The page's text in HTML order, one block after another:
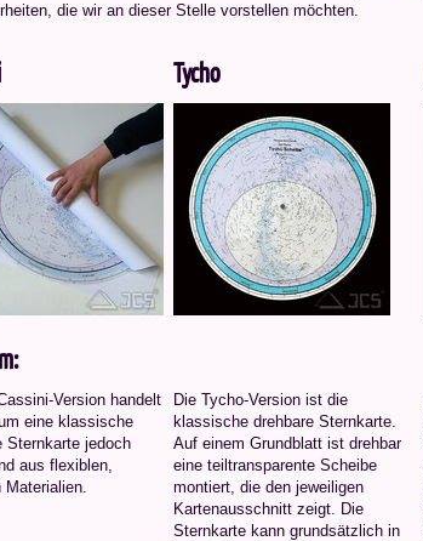
die wir an dieser Stelle vorstellen möchten.
Tycho
Version handelt
eine klassische
Sternkarte jedoch
aus flexiblen,
Materialien.
Die Tycho-Version ist die
klassische drehbare Sternkarte.
Auf einem Grundblatt ist drehbar
eine teiltransparente Scheibe
montiert, die den jeweiligen
Kartenausschnitt zeigt. Die
Sternkarte kann grundsätzlich in